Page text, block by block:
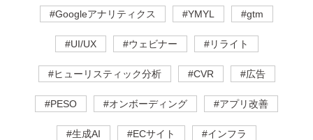
#Googleアナリティクス #YMYL #gtm
#UI/UX #ウェビナー #リライト
#ヒューリスティック分析 #CVR #広告
#PESO #オンボーディング #アプリ改善
#生成AI #ECサイト #インフラ